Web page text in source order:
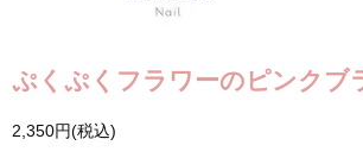
ぷくぷくフラワーのピンクブ
2,350円(税込)